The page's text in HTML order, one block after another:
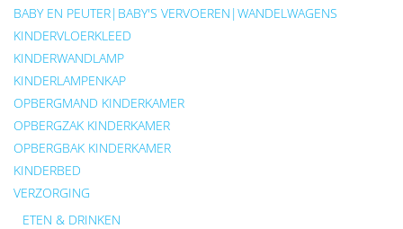
BABY EN PEUTER|BABY'S VERVOEREN|WANDELWAGENS
KINDERVLOERKLEED
KINDERWANDLAMP
KINDERLAMPENKAP
OPBERGMAND KINDERKAMER
OPBERGZAK KINDERKAMER
OPBERGBAK KINDERKAMER
KINDERBED
VERZORGING
ETEN & DRINKEN